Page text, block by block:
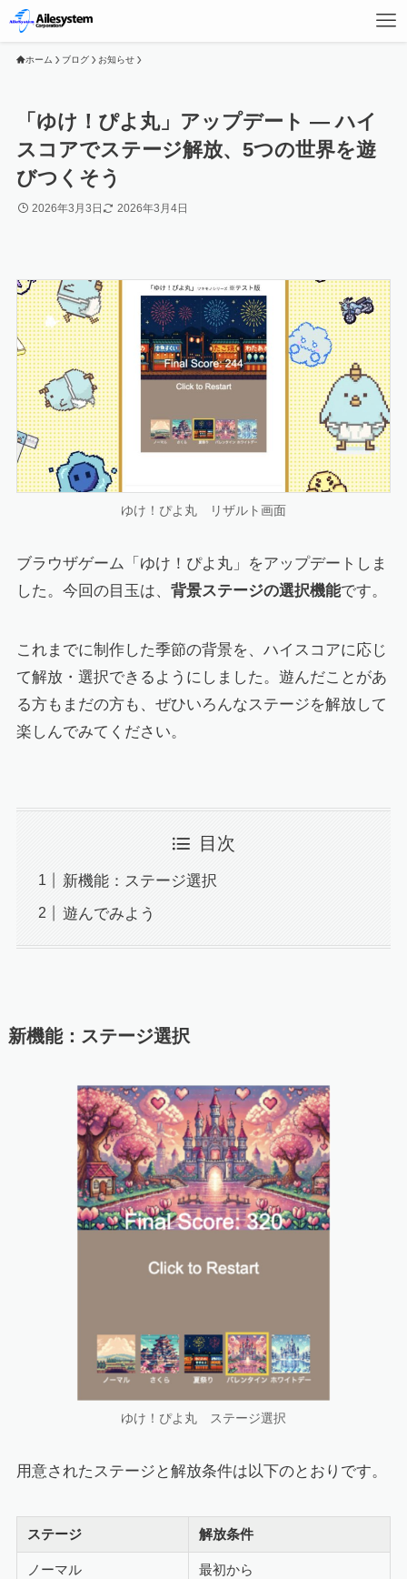
ホーム ブログ お知らせ
「ゆけ！ぴよ丸」アップデート — ハイ
スコアでステージ解放、5つの世界を遊
びつくそう
2026年3月3日 2026年3月4日
ゆけ！ぴよ丸 リザルト画面
ブラウザゲーム「ゆけ！ぴよ丸」をアップデートしま
した。今回の目玉は、 背景ステージの選択機能です。
これまでに制作した季節の背景を、ハイスコアに応じ
て解放・選択できるようにしました。遊んだことがあ
る方もまだの方も、ぜひいろんなステージを解放して
楽しんでみてください。
目次
新機能：ステージ選択
遊んでみよう
新機能：ステージ選択
ゆけ！ぴよ丸 ステージ選択
用意されたステージと解放条件は以下のとおりです。
ステージ 解放条件
ノーマル 最初から